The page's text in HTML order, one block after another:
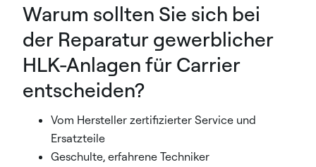
Warum sollten Sie sich bei
der Reparatur gewerblicher
HLK-Anlagen für Carrier
entscheiden?
Vom Hersteller zertifizierter Service und
Ersatzteile
Geschulte, erfahrene Techniker